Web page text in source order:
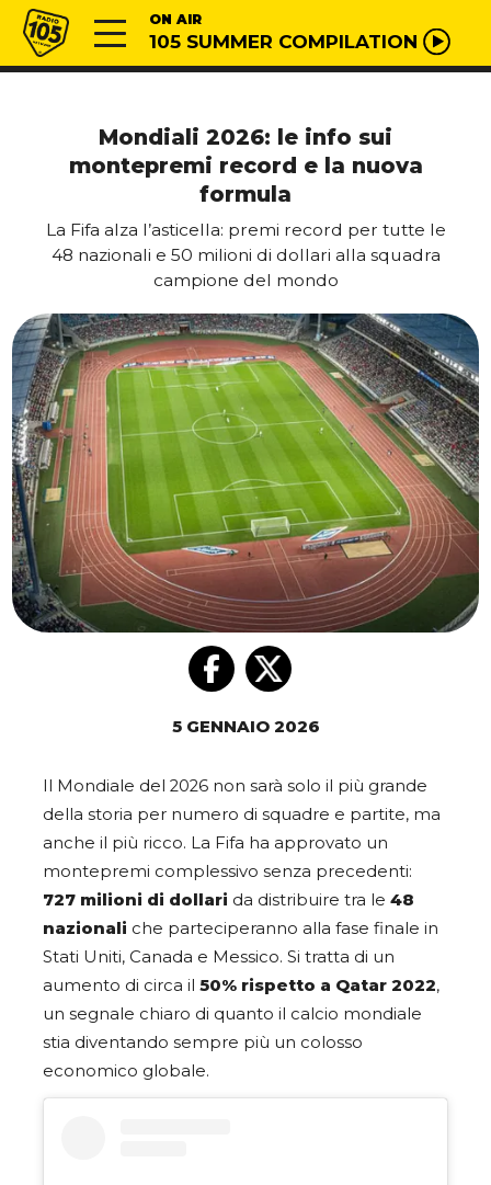
Vai al contenuto
Radio 105 ON AIR
105 SUMMER COMPILATION
Mondiali 2026: le info sui
montepremi record e la nuova
formula
La Fifa alza l’asticella: premi record per tutte le
48 nazionali e 50 milioni di dollari alla squadra
campione del mondo
5 GENNAIO 2026
Il Mondiale del 2026 non sarà solo il più grande
della storia per numero di squadre e partite, ma
anche il più ricco. La Fifa ha approvato un
montepremi complessivo senza precedenti:
727 milioni di dollari da distribuire tra le 48
nazionali che parteciperanno alla fase finale in
Stati Uniti, Canada e Messico. Si tratta di un
aumento di circa il 50% rispetto a Qatar 2022,
un segnale chiaro di quanto il calcio mondiale
stia diventando sempre più un colosso
economico globale.